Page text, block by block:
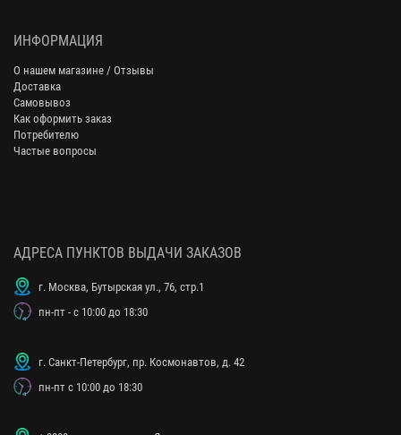
ИНФОРМАЦИЯ
О нашем магазине / Отзывы
Доставка
Самовывоз
Как оформить заказ
Потребителю
Частые вопросы
АДРЕСА ПУНКТОВ ВЫДАЧИ ЗАКАЗОВ
г. Москва, Бутырская ул., 76, стр.1
пн-пт - с 10:00 до 18:30
г. Санкт-Петербург, пр. Космонавтов, д. 42
пн-пт с 10:00 до 18:30